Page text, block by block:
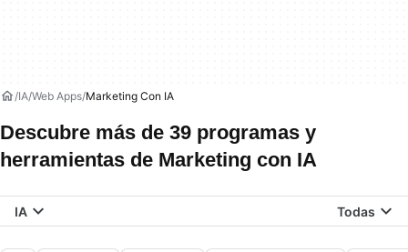
IA Web Apps Marketing Con IA
Descubre más de 39 programas y
herramientas de Marketing con IA
IA Todas